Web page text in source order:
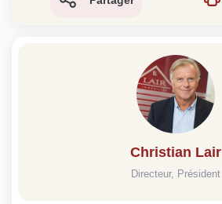
Christian Lair
Directeur, Président